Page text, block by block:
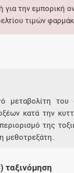
ενός
επιπλέον
για την εμπορική
τιμών
μεταβολίτη του
κατά την
της
μεθοτρεξάτη.
ταξινόμηση